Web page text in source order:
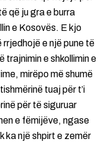
që ju gra e burra
e Kosovës. E kjo
rrjedhojë e një pune të
trajnimin e shkollimin e
mirëpo më shumë
tuaj për t’i
për të siguruar
e fëmijëve, ngase
ka një shpirt e zemër